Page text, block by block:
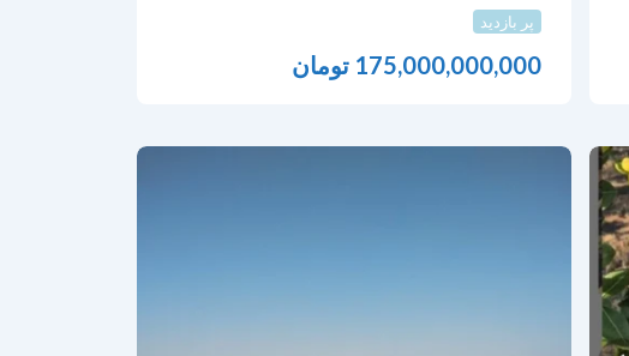
پر بازدید
175,000,000,000 تومان